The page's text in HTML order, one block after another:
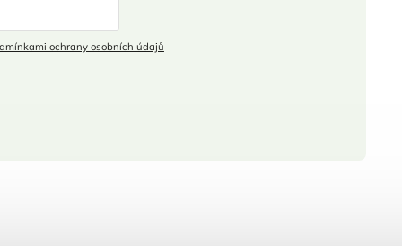
ochrany osobních údajů